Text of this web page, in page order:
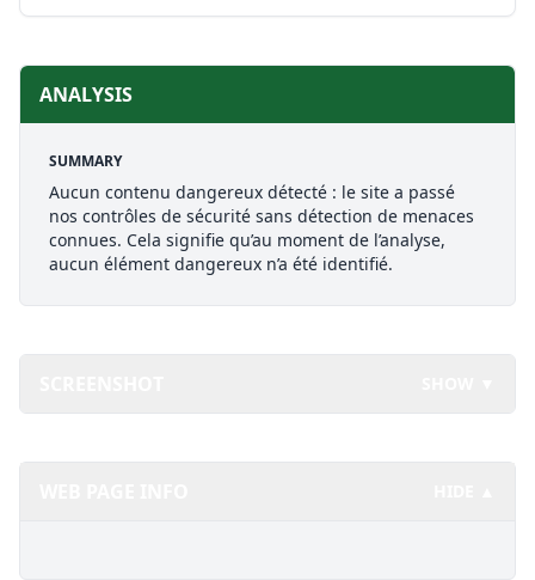
ANALYSIS
SUMMARY
Aucun contenu dangereux détecté : le site a passé
nos contrôles de sécurité sans détection de menaces
connues. Cela signifie qu’au moment de l’analyse,
aucun élément dangereux n’a été identifié.